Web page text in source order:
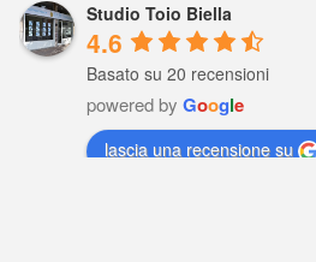
Studio Toio Biella
4.6
Basato su 20 recensioni
powered by Google
lascia una recensione su